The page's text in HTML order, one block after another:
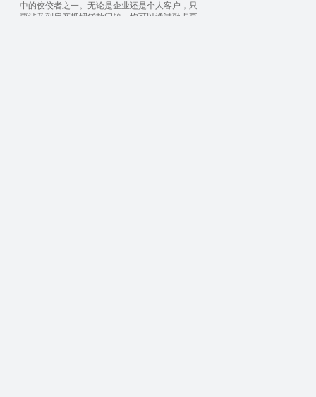
中的佼佼者之一。无论是企业还是个人客户，只
要涉及到房产抵押贷款问题，均可以通过融点享